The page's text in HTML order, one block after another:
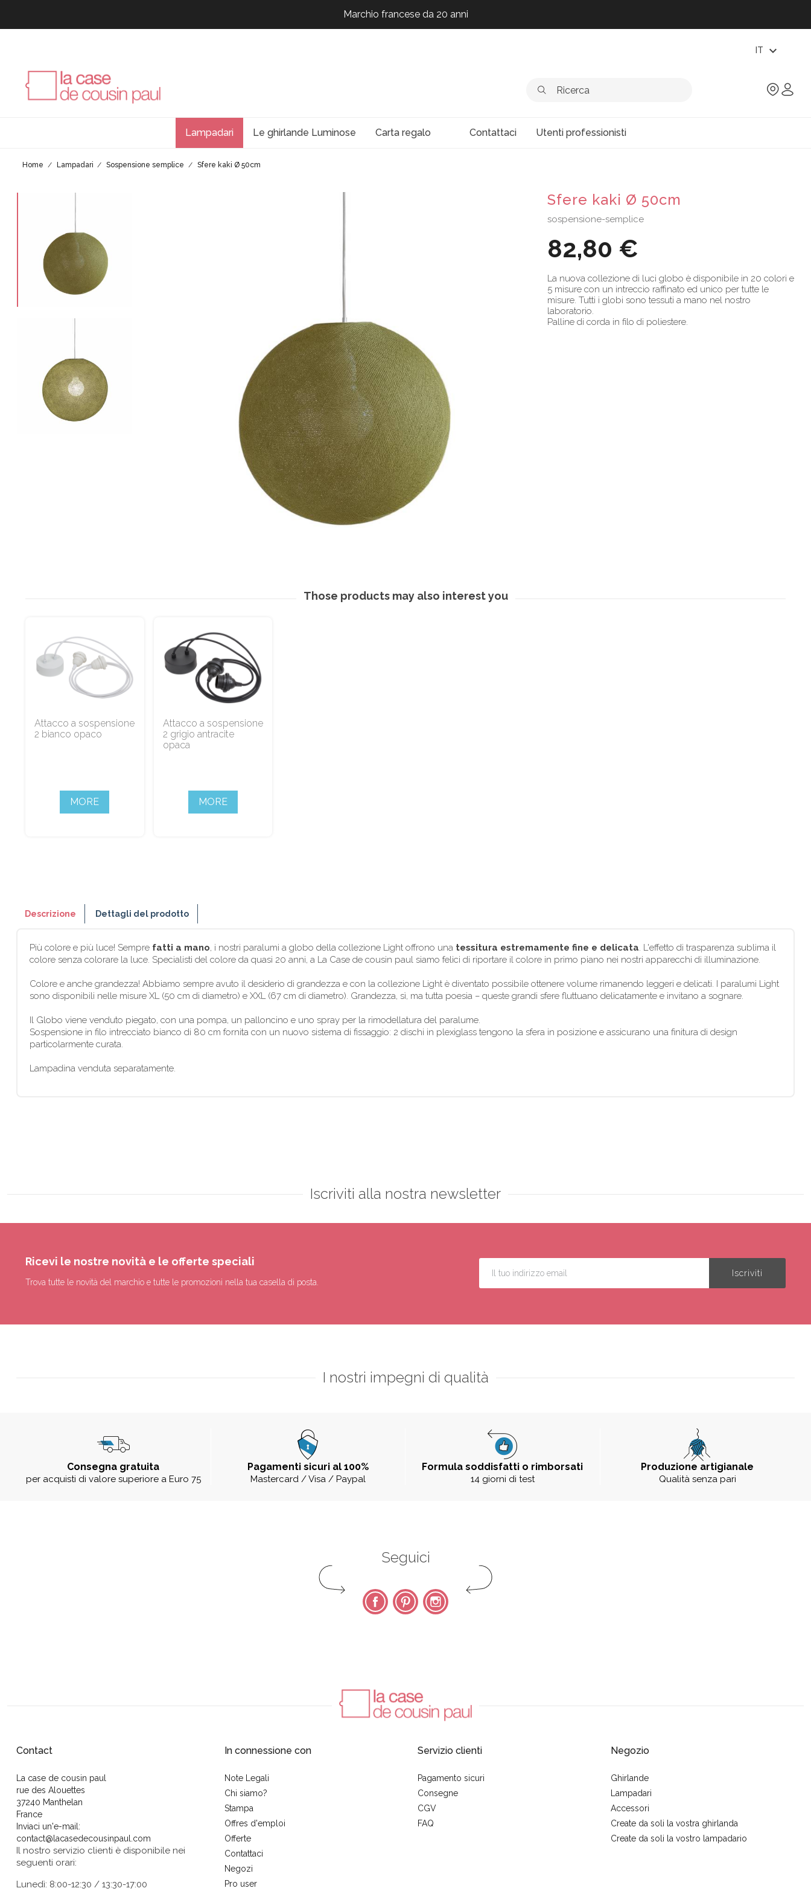
Marchio francese da 20 anni
Marchio francese da 20 anni
IT expand_more
Lampadari Le ghirlande Luminose Carta regalo Contattaci Utenti professionisti
Home Lampadari Sospensione semplice Sfere kaki Ø 50cm
Sfere kaki Ø 50cm
sospensione-semplice
82,80 €
La nuova collezione di luci globo è disponibile in 20 colori e
5 misure con un intreccio raffinato ed unico per tutte le
misure. Tutti i globi sono tessuti a mano nel nostro
laboratorio.
Palline di corda in filo di poliestere.
Those products may also interest you
Attacco a sospensione
2 bianco opaco
MORE
Attacco a sospensione
2 grigio antracite
opaca
MORE
Descrizione Dettagli del prodotto
Più colore e più luce! Sempre fatti a mano, i nostri paralumi a globo della collezione Light offrono una tessitura estremamente fine e delicata. L'effetto di trasparenza sublima il
colore senza colorare la luce. Specialisti del colore da quasi 20 anni, a La Case de cousin paul siamo felici di riportare il colore in primo piano nei nostri apparecchi di illuminazione.
Colore e anche grandezza! Abbiamo sempre avuto il desiderio di grandezza e con la collezione Light è diventato possibile ottenere volume rimanendo leggeri e delicati. I paralumi Light
sono disponibili nelle misure XL (50 cm di diametro) e XXL (67 cm di diametro). Grandezza, sì, ma tutta poesia – queste grandi sfere fluttuano delicatamente e invitano a sognare.
Il Globo viene venduto piegato, con una pompa, un palloncino e uno spray per la rimodellatura del paralume.
Sospensione in filo intrecciato bianco di 80 cm fornita con un nuovo sistema di fissaggio: 2 dischi in plexiglass tengono la sfera in posizione e assicurano una finitura di design
particolarmente curata.
Lampadina venduta separatamente.
Iscriviti alla nostra newsletter
Ricevi le nostre novità e le offerte speciali
Trova tutte le novità del marchio e tutte le promozioni nella tua casella di posta.
I nostri impegni di qualità
Consegna gratuita
per acquisti di valore superiore a Euro 75
Pagamenti sicuri al 100%
Mastercard / Visa / Paypal
Formula soddisfatti o rimborsati
14 giorni di test
Produzione artigianale
Qualità senza pari
Seguici
FacebookPinterest Instagram
Contact
La case de cousin paul
rue des Alouettes
37240 Manthelan
France
Inviaci un'e-mail:
contact@lacasedecousinpaul.com
Il nostro servizio clienti è disponibile nei
seguenti orari:
Lunedì: 8:00-12:30 / 13:30-17:00
In connessione con
Note Legali
Chi siamo?
Stampa
Offres d'emploi
Offerte
Contattaci
Negozi
Pro user
Servizio clienti
Pagamento sicuri
Consegne
CGV
FAQ
Negozio
Ghirlande
Lampadari
Accessori
Create da soli la vostra ghirlanda
Create da soli la vostro lampadario